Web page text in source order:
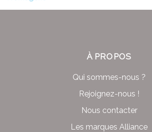
À PROPOS
Qui sommes-nous ?
Rejoignez-nous !
Nous contacter
Les marques Alliance